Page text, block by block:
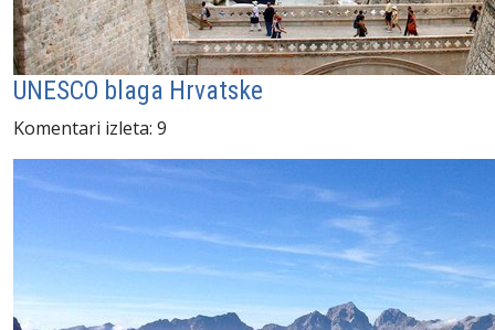
UNESCO blaga Hrvatske
Komentari izleta: 9